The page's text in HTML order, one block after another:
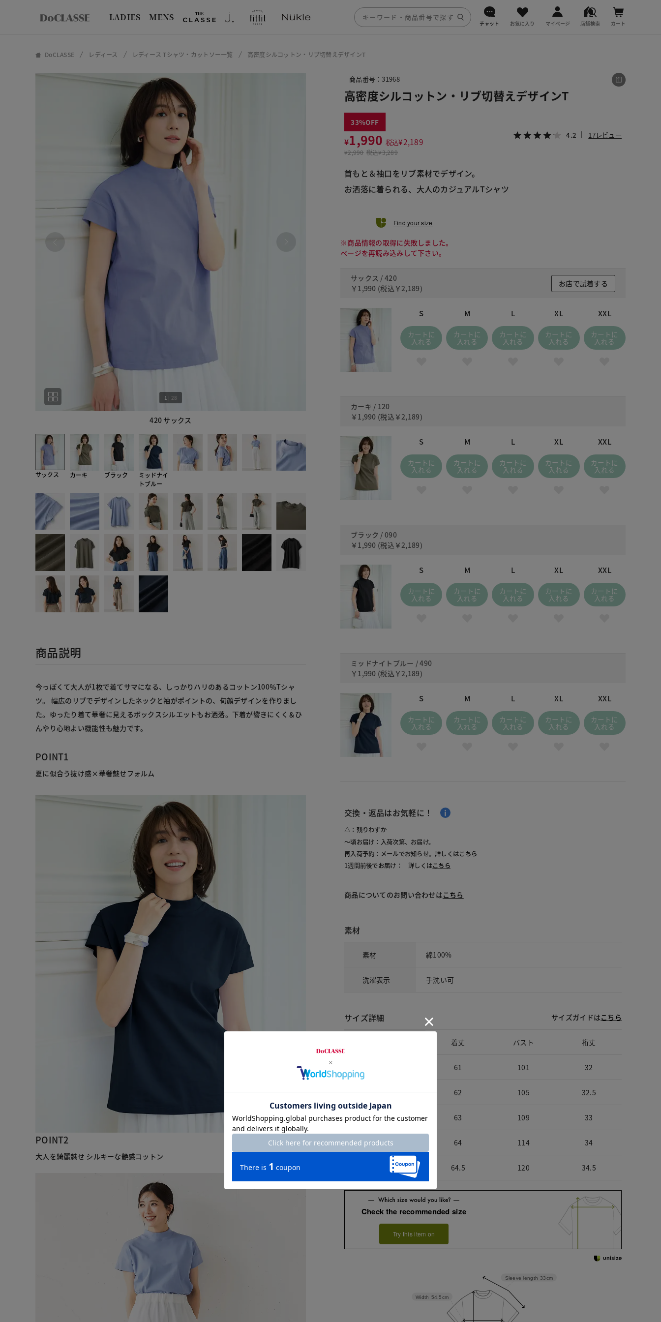
LADIES MENS
チャット お気に入り マイページ 店舗検索 カート
DoCLASSE レディース レディース Tシャツ・カットソー一覧 高密度シルコットン・リブ切替えデザインT
420 サックス
1 | 28
サックス カーキ ブラック
ミッドナイ
トブルー
商品説明
今っぽくて大人が1枚で着てサマになる、しっかりハリのあるコットン100％Tシャ
ツ。 幅広のリブでデザインしたネックと袖がポイントの、旬顔デザインを作りまし
た。ゆったり着て華奢に見えるボックスシルエットもお洒落。下着が響きにくく＆ひ
んやり心地よい機能性も魅力です。
POINT1
夏に似合う抜け感×華奢魅せフォルム
POINT2
大人を綺麗魅せ シルキーな艶感コットン
商品番号：31968
高密度シルコットン・リブ切替えデザインT
33
¥1,990 税込¥2,189
¥2,990 税込¥3,289
4.2 17レビュー
首もと＆袖口をリブ素材でデザイン。
お洒落に着られる、大人のカジュアルTシャツ
Find your size
※商品情報の取得に失敗しました。
ページを再読み込みして下さい。
サックス / 420
￥1,990 (税込 ￥2,189)
お店で試着する
S
カートに
入れる
M
カートに
入れる
L
カートに
入れる
XL
カートに
入れる
XXL
カートに
入れる
カーキ / 120
￥1,990 (税込 ￥2,189)
S
カートに
入れる
M
カートに
入れる
L
カートに
入れる
XL
カートに
入れる
XXL
カートに
入れる
ブラック / 090
￥1,990 (税込 ￥2,189)
S
カートに
入れる
M
カートに
入れる
L
カートに
入れる
XL
カートに
入れる
XXL
カートに
入れる
ミッドナイトブルー / 490
￥1,990 (税込 ￥2,189)
S
カートに
入れる
M
カートに
入れる
L
カートに
入れる
XL
カートに
入れる
XXL
カートに
入れる
交換・返品はお気軽に！
△：残りわずか
～頃お届け：入荷次第、お届け。
再入荷予約：メールでお知らせ。詳しくはこちら
1週間前後でお届け： 詳しくはこちら
商品についてのお問い合わせはこちら
素材
素材 綿100%
洗濯表示 手洗い可
サイズ詳細 サイズガイドはこちら
着丈 バスト 裄丈
61 101 32
M 62 105 32.5
L 63 109 33
XL 64 114 34
64.5 120 34.5
Check the recommended size
Try this item on
Sleeve length 33cm
Width 54.5cm